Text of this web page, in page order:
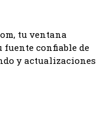
tu ventana
fuente confiable de
y actualizaciones